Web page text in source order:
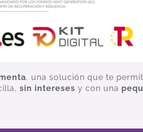
, una solución que te
sin intereses y con una